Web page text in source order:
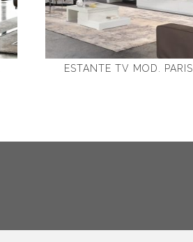
ESTANTE TV MOD. PARIS